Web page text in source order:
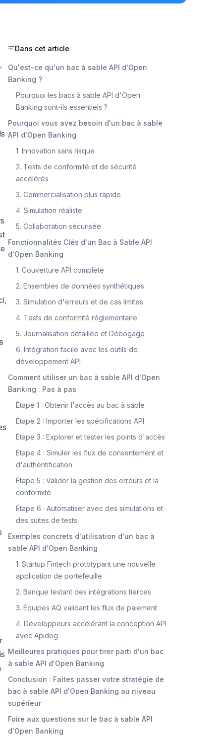
Dans cet article
Qu'est-ce qu'un bac à sable API d'Open
Banking ?
Pourquoi les bacs à sable API d'Open
Banking sont-ils essentiels ?
Pourquoi vous avez besoin d'un bac à sable
API d'Open Banking
1. Innovation sans risque
2. Tests de conformité et de sécurité
accélérés
3. Commercialisation plus rapide
4. Simulation réaliste
5. Collaboration sécurisée
Fonctionnalités Clés d'un Bac à Sable API
d'Open Banking
1. Couverture API complète
2. Ensembles de données synthétiques
3. Simulation d'erreurs et de cas limites
4. Tests de conformité réglementaire
5. Journalisation détaillée et Débogage
6. Intégration facile avec les outils de
développement API
Comment utiliser un bac à sable API d'Open
Banking : Pas à pas
Étape 1 : Obtenir l'accès au bac à sable
Étape 2 : Importer les spécifications API
Étape 3 : Explorer et tester les points d'accès
Étape 4 : Simuler les flux de consentement et
d'authentification
Étape 5 : Valider la gestion des erreurs et la
conformité
Étape 6 : Automatiser avec des simulations et
des suites de tests
Exemples concrets d'utilisation d'un bac à
sable API d'Open Banking
1. Startup Fintech prototypant une nouvelle
application de portefeuille
2. Banque testant des intégrations tierces
3. Équipes AQ validant les flux de paiement
4. Développeurs accélérant la conception API
avec Apidog
Meilleures pratiques pour tirer parti d'un bac
à sable API d'Open Banking
Conclusion : Faites passer votre stratégie de
bac à sable API d'Open Banking au niveau
supérieur
Foire aux questions sur le bac à sable API
d'Open Banking